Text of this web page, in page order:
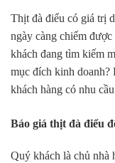
Thịt đà điểu có giá trị
ngày càng chiếm
khách đang tìm kiếm
mục đích kinh
khách hàng có nhu cầu
Báo giá thịt đà điểu
Quý khách là chủ nhà